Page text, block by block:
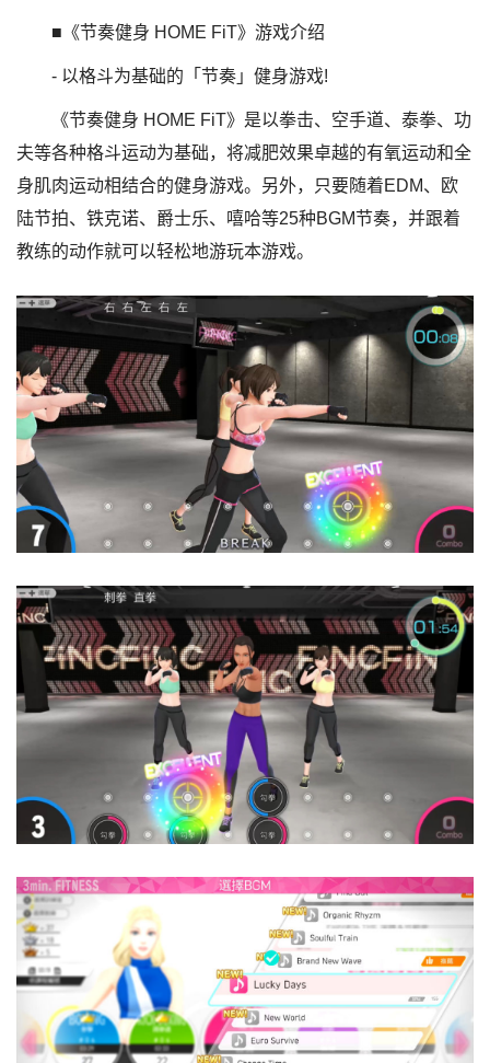
■《节奏健身 HOME FiT》游戏介绍
- 以格斗为基础的「节奏」健身游戏!
《节奏健身 HOME FiT》是以拳击、空手道、泰拳、功
夫等各种格斗运动为基础，将减肥效果卓越的有氧运动和全
身肌肉运动相结合的健身游戏。另外，只要随着EDM、欧
陆节拍、铁克诺、爵士乐、嘻哈等25种BGM节奏，并跟着
教练的动作就可以轻松地游玩本游戏。